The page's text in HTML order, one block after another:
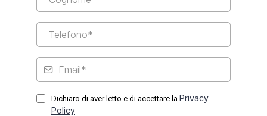
Dichiaro di aver letto e di accettare la Privacy
Policy